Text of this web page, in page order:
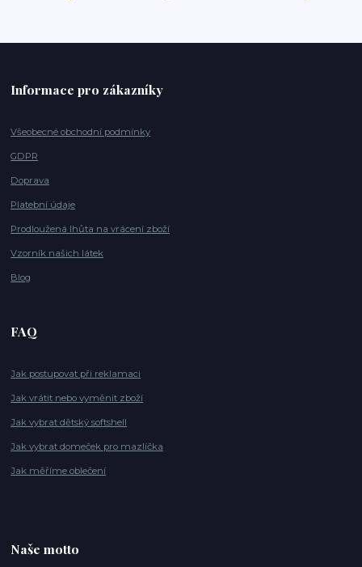
Informace pro zákazníky
Všeobecné obchodní podmínky
GDPR
Doprava
Platební údaje
Prodloužená lhůta na vrácení zboží
Vzorník našich látek
Blog
FAQ
Jak postupovat při reklamaci
Jak vrátit nebo vyměnit zboží
Jak vybrat dětský softshell
Jak vybrat domeček pro mazlíčka
Jak měříme oblečení
Naše motto